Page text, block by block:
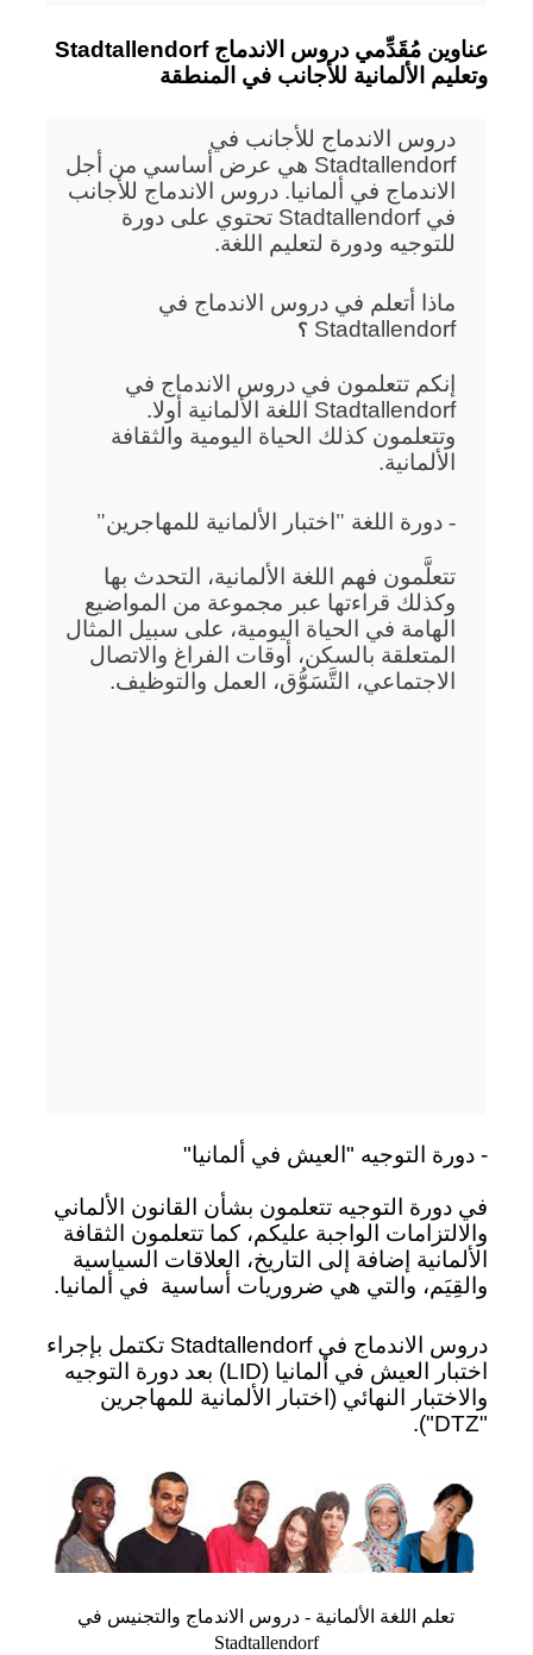
Stadtallendorf عناوين مُقَدِّمي دروس الاندماج
وتعليم الألمانية للأجانب في المنطقة
دروس الاندماج للأجانب في
Stadtallendorf هي عرض أساسي من أجل
الاندماج في ألمانيا. دروس الاندماج للأجانب
في Stadtallendorf تحتوي على دورة
للتوجيه ودورة لتعليم اللغة.
ماذا أتعلم في دروس الاندماج في
Stadtallendorf ؟
إنكم تتعلمون في دروس الاندماج في
Stadtallendorf اللغة الألمانية أولا.
وتتعلمون كذلك الحياة اليومية والثقافة
الألمانية.
- دورة اللغة "اختبار الألمانية للمهاجرين"
تتعلَّمون فهم اللغة الألمانية، التحدث بها
وكذلك قراءتها عبر مجموعة من المواضيع
الهامة في الحياة اليومية، على سبيل المثال
المتعلقة بالسكن، أوقات الفراغ والاتصال
الاجتماعي، التَّسَوُّق، العمل والتوظيف.
- دورة التوجيه "العيش في ألمانيا"
في دورة التوجيه تتعلمون بشأن القانون الألماني
والالتزامات الواجبة عليكم، كما تتعلمون الثقافة
الألمانية إضافة إلى التاريخ، العلاقات السياسية
والقِيَم، والتي هي ضروريات أساسية في ألمانيا.
دروس الاندماج في Stadtallendorf تكتمل بإجراء
اختبار العيش في ألمانيا (LID) بعد دورة التوجيه
والاختبار النهائي (اختبار الألمانية للمهاجرين
"DTZ").
تعلم اللغة الألمانية - دروس الاندماج والتجنيس في
Stadtallendorf